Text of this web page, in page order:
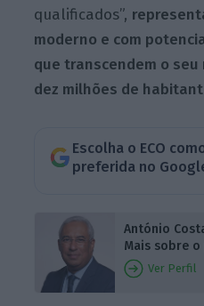
qualificados”,
moderno e com
que transcendem o
dez milhões de
Escolha o ECO
preferida no
António
Mais sobre
Ver Perfil